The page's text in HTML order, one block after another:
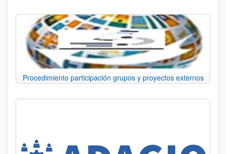
Procedimiento participación grupos y proyectos externos